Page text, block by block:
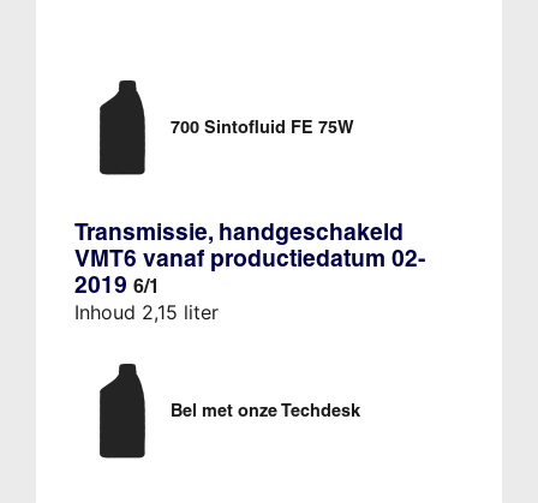
700 Sintofluid FE 75W
Transmissie, handgeschakeld
VMT6 vanaf productiedatum 02-
2019 6/1
Inhoud 2,15 liter
Bel met onze Techdesk